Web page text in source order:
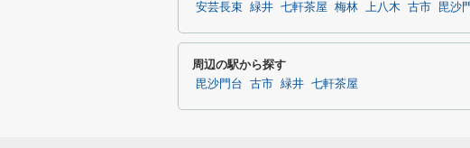
安芸長束 緑井 七軒茶屋 梅林 上八木 古市 毘沙
周辺の駅から探す
毘沙門台 古市 緑井 七軒茶屋